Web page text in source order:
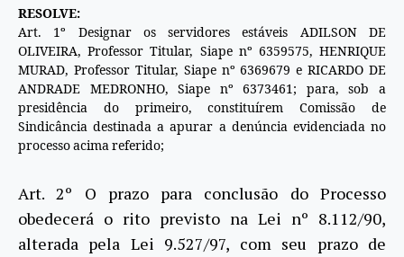
RESOLVE:
Art. 1º Designar os servidores estáveis ADILSON DE
OLIVEIRA, Professor Titular, Siape nº 6359575, HENRIQUE
MURAD, Professor Titular, Siape nº 6369679 e RICARDO DE
ANDRADE MEDRONHO, Siape nº 6373461; para, sob a
presidência do primeiro, constituírem Comissão de
Sindicância destinada a apurar a denúncia evidenciada no
processo acima referido;
Art. 2º O prazo para conclusão do Processo
obedecerá o rito previsto na Lei nº 8.112/90,
alterada pela Lei 9.527/97, com seu prazo de